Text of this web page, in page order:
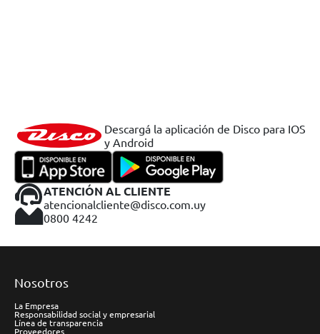
Descargá la aplicación de Disco para IOS
y Android
ATENCIÓN AL CLIENTE
atencionalcliente@disco.com.uy
0800 4242
Nosotros
La Empresa
Responsabilidad social y empresarial
Línea de transparencia
Proveedores